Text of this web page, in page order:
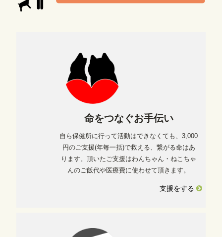
命をつなぐお手伝い
自ら保健所に行って活動はできなくても、3,000
円のご支援(年毎一括)で救える、繋がる命はあ
ります。頂いたご支援はわんちゃん・ねこちゃ
んのご飯代や医療費に使わせて頂きます。
支援をする